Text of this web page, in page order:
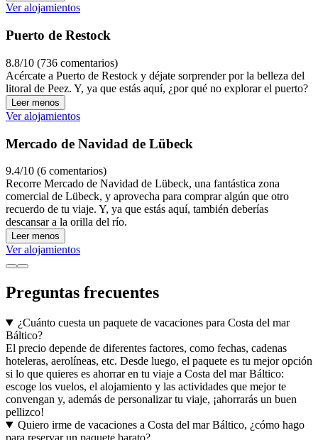
Ver alojamientos
Puerto de Restock
8.8/10 (736 comentarios)
Acércate a Puerto de Restock y déjate sorprender por la belleza del
litoral de Peez. Y, ya que estás aquí, ¿por qué no explorar el puerto?
Leer menos
Ver alojamientos
Mercado de Navidad de Lübeck
9.4/10 (6 comentarios)
Recorre Mercado de Navidad de Lübeck, una fantástica zona
comercial de Lübeck, y aprovecha para comprar algún que otro
recuerdo de tu viaje. Y, ya que estás aquí, también deberías
descansar a la orilla del río.
Leer menos
Ver alojamientos
Preguntas frecuentes
¿Cuánto cuesta un paquete de vacaciones para Costa del mar
Báltico?
El precio depende de diferentes factores, como fechas, cadenas
hoteleras, aerolíneas, etc. Desde luego, el paquete es tu mejor opción
si lo que quieres es ahorrar en tu viaje a Costa del mar Báltico:
escoge los vuelos, el alojamiento y las actividades que mejor te
convengan y, además de personalizar tu viaje, ¡ahorrarás un buen
pellizco!
Quiero irme de vacaciones a Costa del mar Báltico, ¿cómo hago